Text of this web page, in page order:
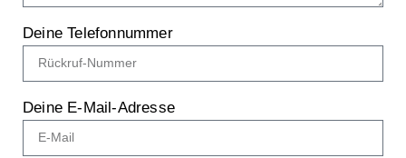
Deine Telefonnummer
Deine E-Mail-Adresse